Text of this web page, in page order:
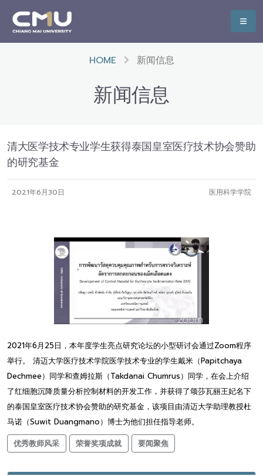
HOME 新闻信息
新闻信息
清大医学技术专业学生获得泰国皇室医疗技术协会赞助
的研究基金
2021年6月30日 医用科学学院
2021年6月25日，本年度学生亮点研究论坛的小型研讨会通过Zoom程序
举行。 清迈大学医疗技术学院医学技术专业的学生戴米（Papitchaya
Dechmee）同学和查姆拉斯（Takdanai Chumrus）同学，在会上介绍
了红细胞沉降质量分析控制材料的开发工作，并获得了颂莎瓦丽王妃名下
的泰国皇室医疗技术协会赞助的研究基金，该项目由清迈大学助理教授杜
马诺（Suwit Duangmano）博士为他们担任指导老师。
优秀教师风采
荣誉奖项成就 要闻聚焦